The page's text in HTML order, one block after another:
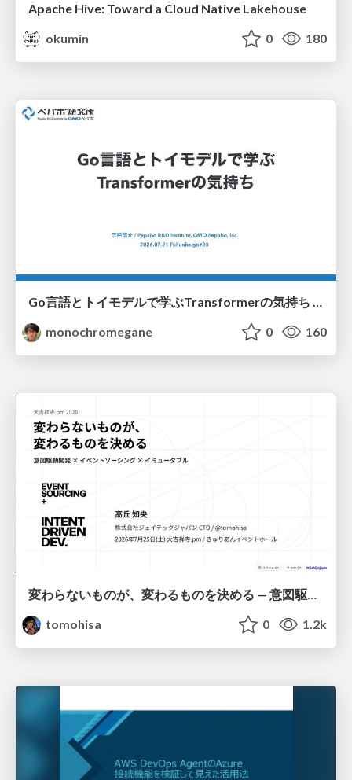
Apache Hive: Toward a Cloud Native Lakehouse
okumin
0 180
monochromegane
0 160
変わらないものが、変わるものを決める — 意図駆動開発 × イベントソーシング × イミュータブル | What Doesn't Change Decides What Can — IDD × Event Sourcing × Immutability
tomohisa
0 1.2k